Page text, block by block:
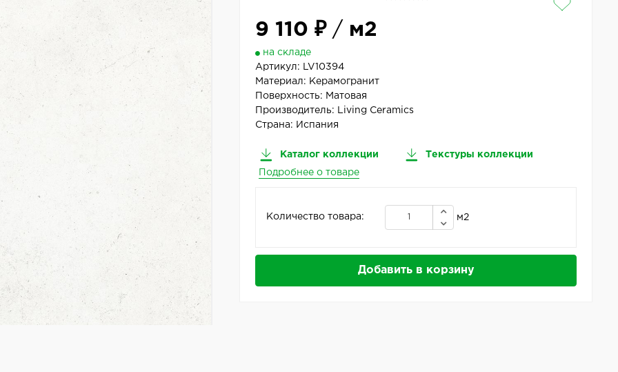
9 110 ₽/ м2
на складе
Артикул:
LV10394
Материал: Керамогранит
Поверхность: Матовая
Производитель:
Living Ceramics
Страна: Испания
Каталог коллекции Текстуры коллекции
Подробнее о товаре
Количество товара: м2
Добавить в корзину